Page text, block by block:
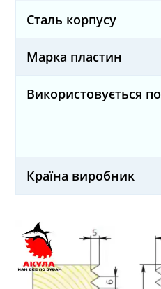
Сталь корпусу
Марка пластин
Використовується по
Країна виробник